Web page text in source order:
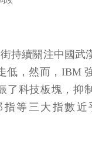
持續關注中國武
低，然而，IBM
了科技板塊，抑
等三大指數近